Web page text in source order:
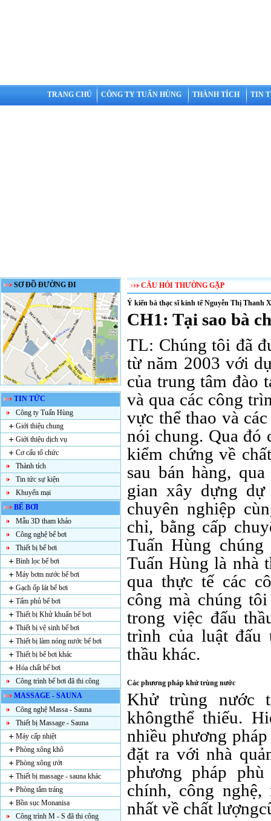
TRANG CHỦ CÔNG TY TUẤN HÙNG THÀNH TÍCH TIN
SƠ ĐỒ ĐƯỜNG ĐI
TIN TỨC
Công ty Tuấn Hùng
Giới thiệu chung
Giới thiệu dịch vụ
Cơ cấu tổ chức
Thành tích
Tin tức sự kiện
Khuyến mại
BỂ BƠI
Mẫu 3D tham khảo
Công nghệ bể bơi
Thiết bị bể bơi
Bình lọc bể bơi
Máy bơm nước bể bơi
Gạch ốp lát bể bơi
Tấm phủ bể bơi
Thiết bị Khử khuẩn bể bơi
Thiết bị vệ sinh bể bơi
Thiết bị làm nóng nước bể bơi
Thiết bị bể bơi khác
Hóa chất bể bơi
Công trình bể bơi đã thi công
MASSAGE - SAUNA
Công nghệ Massa - Sauna
Thiết bị Massage - Sauna
Máy cấp nhiệt
Phòng xông khô
Phòng xông ướt
Thiết bị massage - sauna khác
Phòng tắm tráng
Bồn sục Monanisa
Công trình M - S đã thi công
CÂU HỎI THƯỜNG GẶP
Ý kiến bà thạc sĩ kinh tế Nguyễn Thị Thanh
CH1: Tại sao bà
TL: Chúng tôi đã
từ năm 2003 với
của trung tâm đào
và qua các công
vực thể thao và
nói chung. Qua đó
kiểm chứng về
sau bán hàng,
gian xây dựng
chuyên nghiệp
chỉ, bằng cấp
Tuấn Hùng
Tuấn Hùng là nhà
qua thực tế các
công mà chúng
trong việc đấu
trình của luật đấu
thầu khác.
Các phương pháp khử trùng nước
Khử trùng nước
khôngthể thiếu.
nhiều phương
đặt ra với nhà
phương pháp
chính, công
nhất về chất